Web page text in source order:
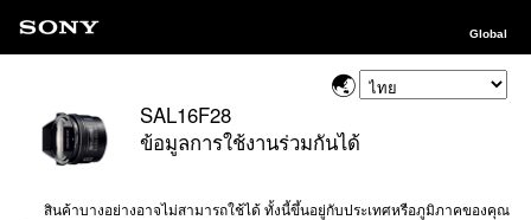
Global
SAL16F28
ข้อมูลการใช้งานร่วมกันได้
สินค้าบางอย่างอาจไม่สามารถใช้ได้ ทั้งนี้ขึ้นอยู่กับประเทศหรือภูมิภาคของคุณ